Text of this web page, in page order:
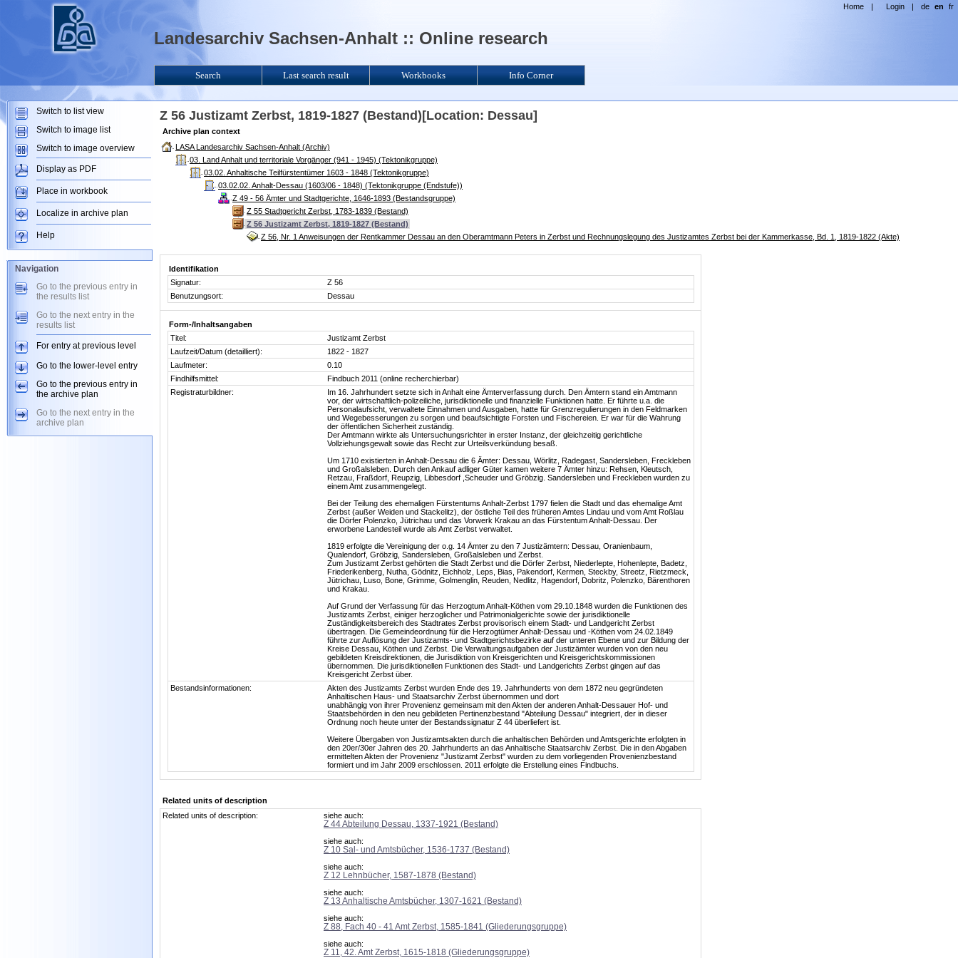
Z 56 Justizamt Zerbst, 1819-1827 (Bestand)[Location: Dessau]
Archive plan context
LASA Landesarchiv Sachsen-Anhalt (Archiv)
03. Land Anhalt und territoriale Vorgänger (941 - 1945) (Tektonikgruppe)
03.02. Anhaltische Teilfürstentümer 1603 - 1848 (Tektonikgruppe)
03.02.02. Anhalt-Dessau (1603/06 - 1848) (Tektonikgruppe (Endstufe))
Z 49 - 56 Ämter und Stadtgerichte, 1646-1893 (Bestandsgruppe)
Z 55 Stadtgericht Zerbst, 1783-1839 (Bestand)
Z 56 Justizamt Zerbst, 1819-1827 (Bestand)
Z 56, Nr. 1 Anweisungen der Rentkammer Dessau an den Oberamtmann Peters in Zerbst und Rechnungslegung des Justizamtes Zerbst bei der Kammerkasse, Bd. 1, 1819-1822 (Akte)
Identifikation
Signatur:
Z 56
Benutzungsort:
Dessau
Form-/Inhaltsangaben
Titel:
Justizamt Zerbst
Laufzeit/Datum (detailliert):
1822 - 1827
Laufmeter:
0.10
Findhilfsmittel:
Findbuch 2011 (online recherchierbar)
Registraturbildner:
Im 16. Jahrhundert setzte sich in Anhalt eine Ämterverfassung durch. Den Ämtern stand ein Amtmann
vor, der wirtschaftlich-polizeiliche, jurisdiktionelle und finanzielle Funktionen hatte. Er führte u.a. die
Personalaufsicht, verwaltete Einnahmen und Ausgaben, hatte für Grenzregulierungen in den Feldmarken
und Wegebesserungen zu sorgen und beaufsichtigte Forsten und Fischereien. Er war für die Wahrung
der öffentlichen Sicherheit zuständig.
Der Amtmann wirkte als Untersuchungsrichter in erster Instanz, der gleichzeitig gerichtliche
Vollziehungsgewalt sowie das Recht zur Urteilsverkündung besaß.
Um 1710 existierten in Anhalt-Dessau die 6 Ämter: Dessau, Wörlitz, Radegast, Sandersleben, Freckleben
und Großalsleben. Durch den Ankauf adliger Güter kamen weitere 7 Ämter hinzu: Rehsen, Kleutsch,
Retzau, Fraßdorf, Reupzig, Libbesdorf ,Scheuder und Gröbzig. Sandersleben und Freckleben wurden zu
einem Amt zusammengelegt.
Bei der Teilung des ehemaligen Fürstentums Anhalt-Zerbst 1797 fielen die Stadt und das ehemalige Amt
Zerbst (außer Weiden und Stackelitz), der östliche Teil des früheren Amtes Lindau und vom Amt Roßlau
die Dörfer Polenzko, Jütrichau und das Vorwerk Krakau an das Fürstentum Anhalt-Dessau. Der
erworbene Landesteil wurde als Amt Zerbst verwaltet.
1819 erfolgte die Vereinigung der o.g. 14 Ämter zu den 7 Justizämtern: Dessau, Oranienbaum,
Qualendorf, Gröbzig, Sandersleben, Großalsleben und Zerbst.
Zum Justizamt Zerbst gehörten die Stadt Zerbst und die Dörfer Zerbst, Niederlepte, Hohenlepte, Badetz,
Friederikenberg, Nutha, Gödnitz, Eichholz, Leps, Bias, Pakendorf, Kermen, Steckby, Streetz, Rietzmeck,
Jütrichau, Luso, Bone, Grimme, Golmenglin, Reuden, Nedlitz, Hagendorf, Dobritz, Polenzko, Bärenthoren
und Krakau.
Auf Grund der Verfassung für das Herzogtum Anhalt-Köthen vom 29.10.1848 wurden die Funktionen des
Justizamts Zerbst, einiger herzoglicher und Patrimonialgerichte sowie der jurisdiktionelle
Zuständigkeitsbereich des Stadtrates Zerbst provisorisch einem Stadt- und Landgericht Zerbst
übertragen. Die Gemeindeordnung für die Herzogtümer Anhalt-Dessau und -Köthen vom 24.02.1849
führte zur Auflösung der Justizamts- und Stadtgerichtsbezirke auf der unteren Ebene und zur Bildung der
Kreise Dessau, Köthen und Zerbst. Die Verwaltungsaufgaben der Justizämter wurden von den neu
gebildeten Kreisdirektionen, die Jurisdiktion von Kreisgerichten und Kreisgerichtskommissionen
übernommen. Die jurisdiktionellen Funktionen des Stadt- und Landgerichts Zerbst gingen auf das
Kreisgericht Zerbst über.
Bestandsinformationen:
Akten des Justizamts Zerbst wurden Ende des 19. Jahrhunderts von dem 1872 neu gegründeten
Anhaltischen Haus- und Staatsarchiv Zerbst übernommen und dort
unabhängig von ihrer Provenienz gemeinsam mit den Akten der anderen Anhalt-Dessauer Hof- und
Staatsbehörden in den neu gebildeten Pertinenzbestand "Abteilung Dessau" integriert, der in dieser
Ordnung noch heute unter der Bestandssignatur Z 44 überliefert ist.
Weitere Übergaben von Justizamtsakten durch die anhaltischen Behörden und Amtsgerichte erfolgten in
den 20er/30er Jahren des 20. Jahrhunderts an das Anhaltische Staatsarchiv Zerbst. Die in den Abgaben
ermittelten Akten der Provenienz "Justizamt Zerbst" wurden zu dem vorliegenden Provenienzbestand
formiert und im Jahr 2009 erschlossen. 2011 erfolgte die Erstellung eines Findbuchs.
Related units of description
Related units of description:
siehe auch:
Z 44 Abteilung Dessau, 1337-1921 (Bestand)
siehe auch:
Z 10 Sal- und Amtsbücher, 1536-1737 (Bestand)
siehe auch:
Z 12 Lehnbücher, 1587-1878 (Bestand)
siehe auch:
Z 13 Anhaltische Amtsbücher, 1307-1621 (Bestand)
siehe auch:
Z 88, Fach 40 - 41 Amt Zerbst, 1585-1841 (Gliederungsgruppe)
siehe auch:
Z 11, 42. Amt Zerbst, 1615-1818 (Gliederungsgruppe)
Home | Login | de en fr
Landesarchiv Sachsen-Anhalt :: Online research
Search Last search result Workbooks Info Corner
Switch to list view
Switch to image list
Switch to image overview
Display as PDF
Place in workbook
Localize in archive plan
Help
Navigation
Go to the previous entry in
the results list
Go to the next entry in the
results list
For entry at previous level
Go to the lower-level entry
Go to the previous entry in
the archive plan
Go to the next entry in the
archive plan